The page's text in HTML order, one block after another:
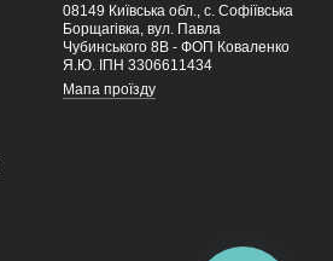
ціни на всі наші товари, а
можете бути впевнені в їх якості
08149 Київська обл., с. Софіївська
Борщагівка, вул. Павла
Чубинського 8В - ФОП Коваленко
Я.Ю. ІПН 3306611434
Мапа проїзду